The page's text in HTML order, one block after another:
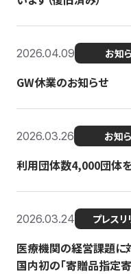
2026.04.09 お知
GW休業のお知らせ
2026.03.26 お知
利用団体数4,000団体を
2026.03.24 プレスリ
医療機関の経営課題に
国内初の「寄贈品指定